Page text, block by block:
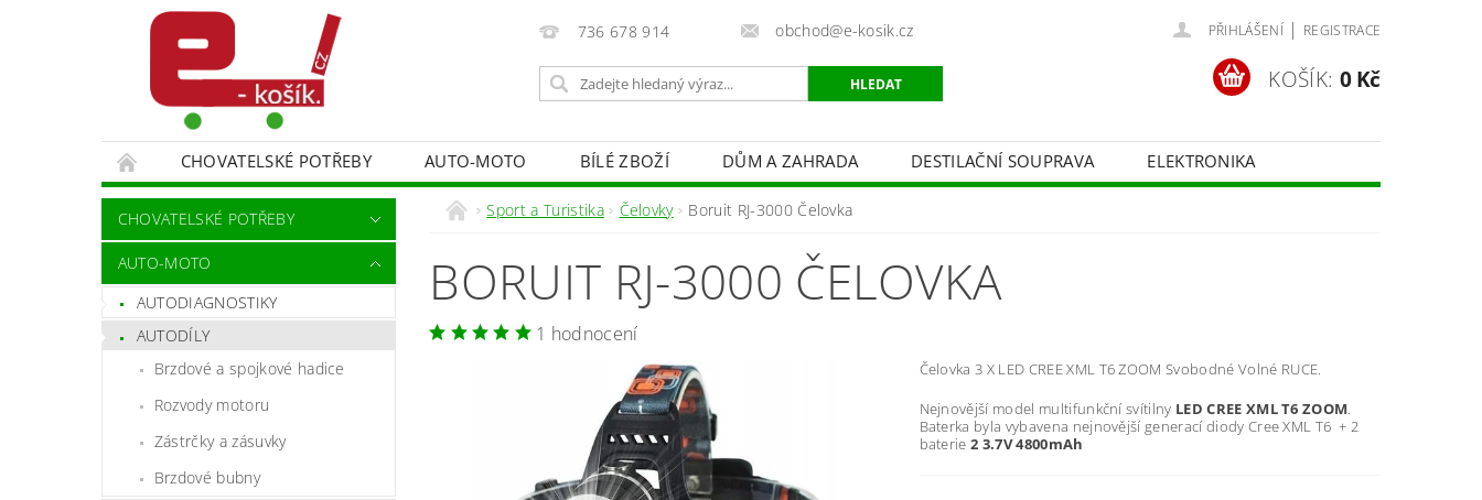
736 678 914 obchod@e-kosik.cz PŘIHLÁŠENÍ | REGISTRACE
KOŠÍK: 0 Kč
CHOVATELSKÉ POTŘEBY AUTO-MOTO BÍLÉ ZBOŽÍ DŮM A ZAHRADA DESTILAČNÍ SOUPRAVA
ELEKTRONIKA
MALÍŘSKÉ NÁŘADÍ DOPLŇKY
MONITOROVACÍ TECHNIKA A ALARMY OSVĚTLENÍ
SPORT A TURISTIKA
DĚTSKÉ ZBOŽÍ
CHOVATELSKÉ POTŘEBY
AUTO-MOTO
AUTODIAGNOSTIKY
AUTODÍLY
Brzdové a spojkové hadice
Rozvody motoru
Zástrčky a zásuvky
Brzdové bubny
Sport a Turistika Čelovky Boruit RJ-3000 Čelovka
BORUIT RJ-3000 ČELOVKA
1 hodnocení
Čelovka 3 X LED CREE XML T6 ZOOM Svobodné Volné RUCE.
Nejnovější model multifunkční svítilny LED CREE XML T6 ZOOM.
Baterka byla vybavena nejnovější generací diody Cree XML T6 + 2
baterie2 3.7V 4800mAh